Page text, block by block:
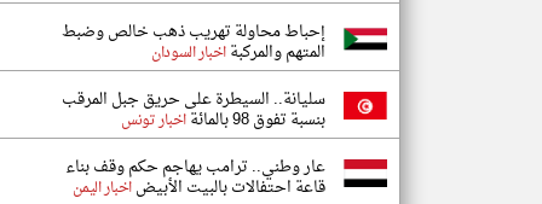
إحباط محاولة تهريب ذهب خالص وضبط
المتهم والمركبةاخبار السودان
سليانة.. السيطرة على حريق جبل المرقب
بنسبة تفوق 98 بالمائة اخبار تونس
عار وطني.. ترامب يهاجم حكم وقف بناء
قاعة احتفالات بالبيت الأبيضاخبار اليمن